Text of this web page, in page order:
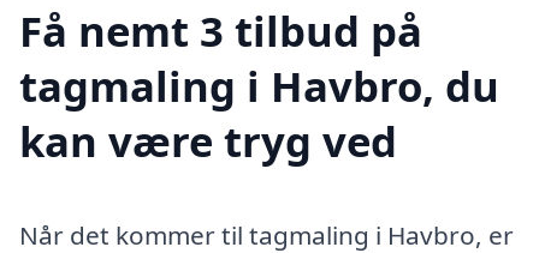
Få nemt 3 tilbud på
tagmaling i Havbro, du
kan være tryg ved
Når det kommer til tagmaling i Havbro, er